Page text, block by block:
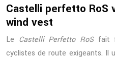
Castelli perfetto RoS
wind vest
Le Castelli Perfetto RoSfait
cyclistes de route exigeants. Il